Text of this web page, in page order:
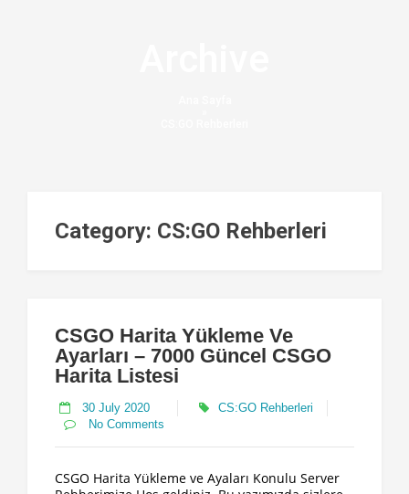
Category: CS:GO Rehberleri
CSGO Harita Yükleme Ve
Ayarları – 7000 Güncel CSGO
Harita Listesi
30 July 2020
CS:GO Rehberleri
No Comments
CSGO Harita Yükleme ve Ayaları Konulu Server